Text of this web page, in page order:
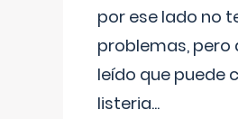
por ese lado no
problemas, pero
leído que puede
listeria...